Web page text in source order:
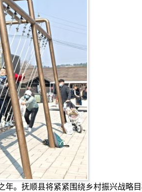
。抚顺县将紧紧围绕乡村振兴战略目